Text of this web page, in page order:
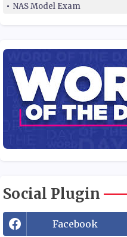
NAS Model Exam
Social Plugin
Facebook